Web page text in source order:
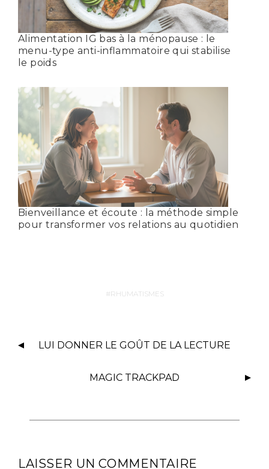
Alimentation IG bas à la ménopause : le
menu-type anti-inflammatoire qui stabilise
le poids
Bienveillance et écoute : la méthode simple
pour transformer vos relations au quotidien
RHUMATISMES
LUI DONNER LE GOÛT DE LA LECTURE
MAGIC TRACKPAD
LAISSER UN COMMENTAIRE